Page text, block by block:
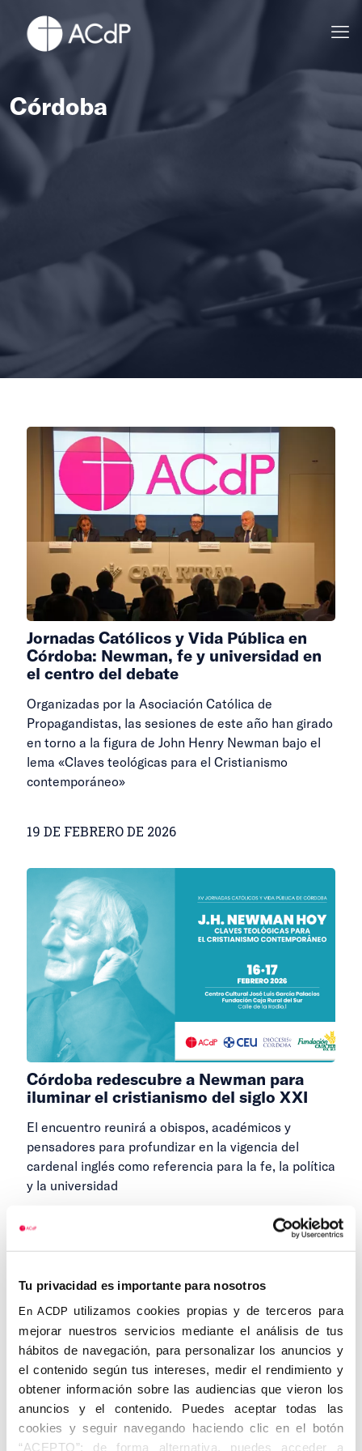
Tu privacidad es importante para nosotros
En ACDP utilizamos cookies propias y de terceros para
mejorar nuestros servicios mediante el análisis de tus
hábitos de navegación, para personalizar los anuncios y
el contenido según tus intereses, medir el rendimiento y
obtener información sobre las audiencias que vieron los
anuncios y el contenido. Puedes aceptar todas las
cookies y seguir navegando haciendo clic en el botón
“ACEPTO”; de forma alternativa, puedes acceder a
Córdoba
Jornadas Católicos y Vida Pública en
Córdoba: Newman, fe y universidad en
el centro del debate
Organizadas por la Asociación Católica de
Propagandistas, las sesiones de este año han girado
en torno a la figura de John Henry Newman bajo el
lema «Claves teológicas para el Cristianismo
contemporáneo»
19 DE FEBRERO DE 2026
Córdoba redescubre a Newman para
iluminar el cristianismo del siglo XXI
El encuentro reunirá a obispos, académicos y
pensadores para profundizar en la vigencia del
cardenal inglés como referencia para la fe, la política
y la universidad
16 DE FEBRERO DE 2026
1 2 3 4 ...
18
Categorías